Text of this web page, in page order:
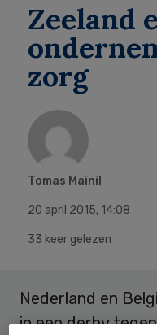
Zeeland
zorg
Tomas Mainil
20 april 2015, 14:08
33 keer gelezen
Nederland en
in een derby